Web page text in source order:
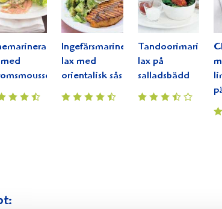
Ingefärsmarinerad
lax med
orientalisk sås
lax på
salladsbädd